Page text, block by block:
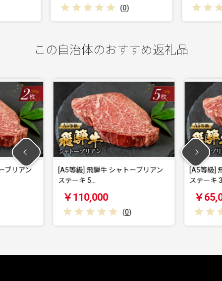
(0)
この自治体のおすすめ返礼品
ブリアン
[A5等級] 飛騨牛 シャトーブリアン
ステーキ 5…
￥110,000
0)
[A5等級]
ステーキ
￥